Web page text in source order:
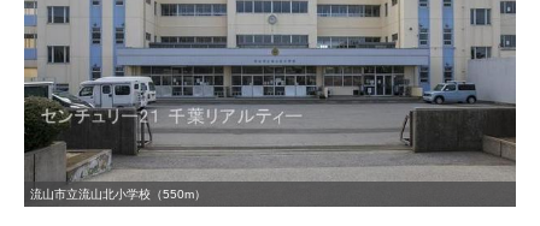
流山市立流山北小学校（550m）